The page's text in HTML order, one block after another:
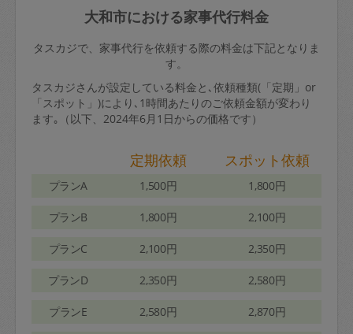
大和市における家事代行料金
タスカジで、家事代行を依頼する際の料金は下記となりま
す。
タスカジさんが設定している料金と､依頼種類(「定期」or
「スポット」)により､1時間あたりのご依頼金額が変わり
ます｡（以下、2024年6月1日からの価格です）
定期依頼 スポット依頼
プランA 1,500円 1,800円
プランB 1,800円 2,100円
プランC 2,100円 2,350円
プランD 2,350円 2,580円
プランE 2,580円 2,870円